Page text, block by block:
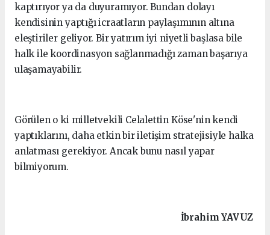
kaptırıyor ya da duyuramıyor. Bundan dolayı
kendisinin yaptığı icraatların paylaşımının altına
eleştiriler geliyor. Bir yatırım iyi niyetli başlasa bile
halk ile koordinasyon sağlanmadığı zaman başarıya
ulaşamayabilir.
Görülen o ki milletvekili Celalettin Köse'nin kendi
yaptıklarını, daha etkin bir iletişim stratejisiyle halka
anlatması gerekiyor. Ancak bunu nasıl yapar
bilmiyorum.
İbrahim YAVUZ